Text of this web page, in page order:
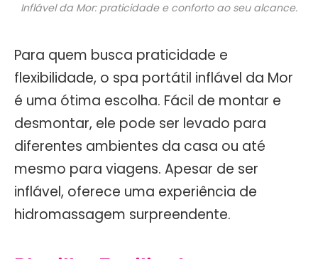
Inflável da Mor: praticidade e conforto ao seu alcance.
Para quem busca praticidade e
flexibilidade, o spa portátil inflável da Mor
é uma ótima escolha. Fácil de montar e
desmontar, ele pode ser levado para
diferentes ambientes da casa ou até
mesmo para viagens. Apesar de ser
inflável, oferece uma experiência de
hidromassagem surpreendente.